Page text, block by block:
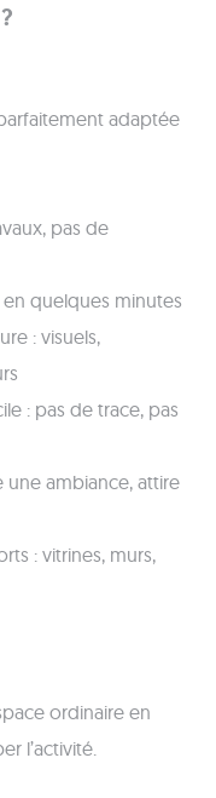
adaptée
pas de
quelques minutes
: visuels,
: pas de trace, pas
une ambiance, attire
: vitrines, murs,
ordinaire en
l’activité.